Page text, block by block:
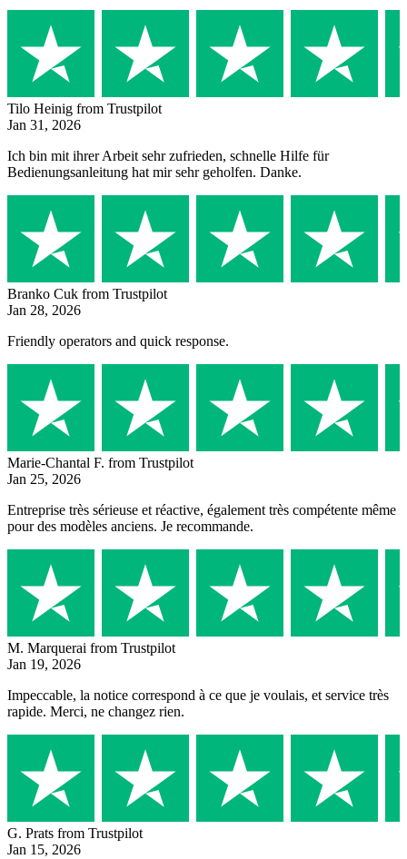
Tilo Heinig from Trustpilot
Jan 31, 2026
Ich bin mit ihrer Arbeit sehr zufrieden, schnelle Hilfe für
Bedienungsanleitung hat mir sehr geholfen. Danke.
Branko Cuk from Trustpilot
Jan 28, 2026
Friendly operators and quick response.
Marie-Chantal F. from Trustpilot
Jan 25, 2026
Entreprise très sérieuse et réactive, également très compétente même
pour des modèles anciens. Je recommande.
M. Marquerai from Trustpilot
Jan 19, 2026
Impeccable, la notice correspond à ce que je voulais, et service très
rapide. Merci, ne changez rien.
G. Prats from Trustpilot
Jan 15, 2026